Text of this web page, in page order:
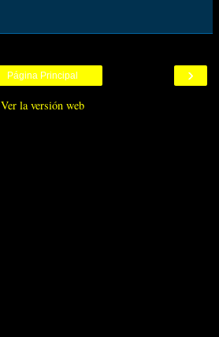
›
Página Principal
Ver la versión web